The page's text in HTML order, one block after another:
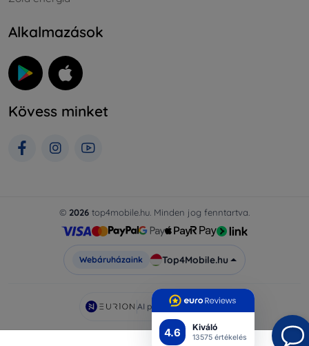
4.6 Kiváló
13575 értékelés
Alkalmazások
Kövess minket
© 2026 top4mobile.hu. Minden jog fenntartva.
Webáruházaink Top4Mobile.hu
AI powered byEurion